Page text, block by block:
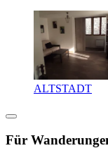
ALTSTADT
Für